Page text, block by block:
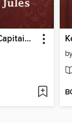
Aventures du Capitaine Hatteras
by